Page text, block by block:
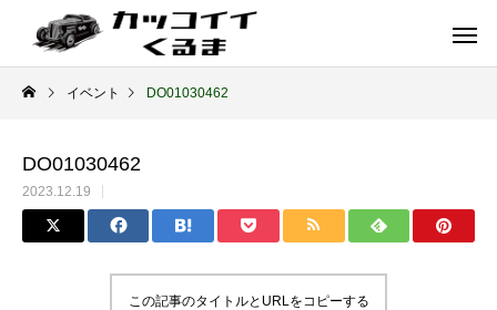
イベント DO01030462
DO01030462
2023.12.19
この記事のタイトルとURLをコピーする